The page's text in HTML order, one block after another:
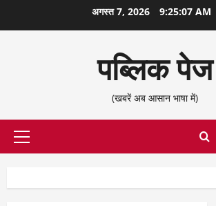
सामग्री
अगस्त 7, 2026 9:25:08 AM
पब्लिक पेज
(खबरें अब आसान भाषा में)
प्राथमिक